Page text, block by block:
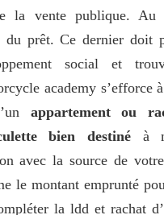
la vente publique. Au
prêt. Ce dernier doit
social et
academy s’efforce
appartement ou
bien destiné à
avec la source de
le montant emprunté
la ldd et rachat